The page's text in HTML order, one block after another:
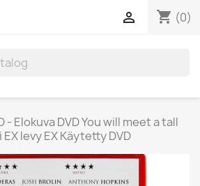
shopping_cart (0)

- Elokuva DVD You will meet a tall
levy EX Käytetty DVD